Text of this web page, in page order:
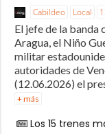
Cabildeo Local
El jefe de la banda
Aragua, el Niño
militar
autoridades de
(12.06.2026) el
+ más
Los 15 trenes